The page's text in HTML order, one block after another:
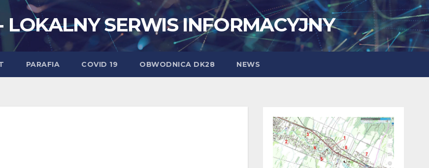
LOKALNY SERWIS INFORMACYJNY
PARAFIA COVID 19 OBWODNICA DK28 NEWS